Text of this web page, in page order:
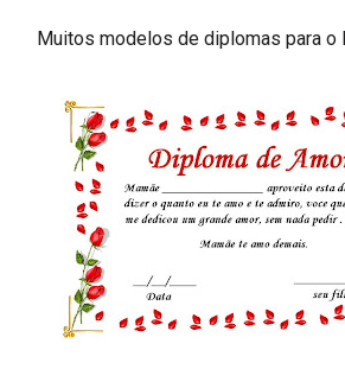
Muitos modelos de diplomas para o